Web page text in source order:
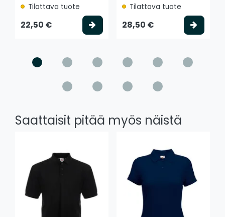
Tilattava tuote
22,50 € Valitse vaihtoehto
Tilattava tuote
28,50 €
Saattaisit pitää myös näistä